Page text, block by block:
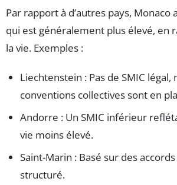
Par rapport à d’autres pays, Monaco
qui est généralement plus élevé, en
la vie. Exemples :
Liechtenstein : Pas de SMIC légal,
conventions collectives sont en
Andorre : Un SMIC inférieur
vie moins élevé.
Saint-Marin : Basé sur des
structuré.